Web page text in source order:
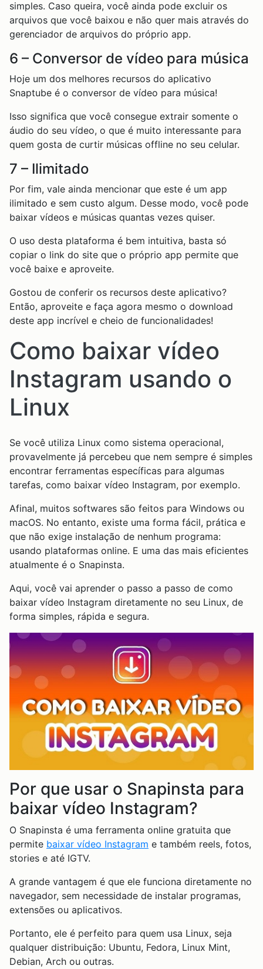
simples. Caso queira, você ainda pode excluir os
arquivos que você baixou e não quer mais através do
gerenciador de arquivos do próprio app.
6 – Conversor de vídeo para música
Hoje um dos melhores recursos do aplicativo
Snaptube é o conversor de vídeo para música!
Isso significa que você consegue extrair somente o
áudio do seu vídeo, o que é muito interessante para
quem gosta de curtir músicas offline no seu celular.
7 – Ilimitado
Por fim, vale ainda mencionar que este é um app
ilimitado e sem custo algum. Desse modo, você pode
baixar vídeos e músicas quantas vezes quiser.
O uso desta plataforma é bem intuitiva, basta só
copiar o link do site que o próprio app permite que
você baixe e aproveite.
Gostou de conferir os recursos deste aplicativo?
Então, aproveite e faça agora mesmo o download
deste app incrível e cheio de funcionalidades!
Como baixar vídeo
Instagram usando o
Linux
Se você utiliza Linux como sistema operacional,
provavelmente já percebeu que nem sempre é simples
encontrar ferramentas específicas para algumas
tarefas, como baixar vídeo Instagram, por exemplo.
Afinal, muitos softwares são feitos para Windows ou
macOS. No entanto, existe uma forma fácil, prática e
que não exige instalação de nenhum programa:
usando plataformas online. E uma das mais eficientes
atualmente é o Snapinsta.
Aqui, você vai aprender o passo a passo de como
baixar vídeo Instagram diretamente no seu Linux, de
forma simples, rápida e segura.
Por que usar o Snapinsta para
baixar vídeo Instagram?
O Snapinsta é uma ferramenta online gratuita que
permite baixar vídeo Instagram e também reels, fotos,
stories e até IGTV.
A grande vantagem é que ele funciona diretamente no
navegador, sem necessidade de instalar programas,
extensões ou aplicativos.
Portanto, ele é perfeito para quem usa Linux, seja
qualquer distribuição: Ubuntu, Fedora, Linux Mint,
Debian, Arch ou outras.